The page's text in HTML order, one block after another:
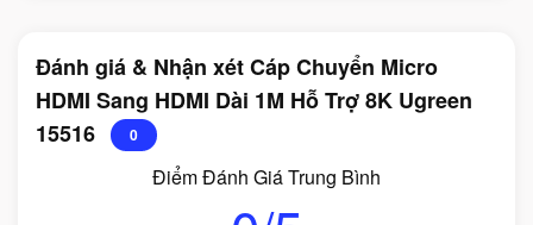
Đánh giá & Nhận xét Cáp Chuyển Micro
HDMI Sang HDMI Dài 1M Hỗ Trợ 8K Ugreen
15516
0
Điểm Đánh Giá Trung Bình